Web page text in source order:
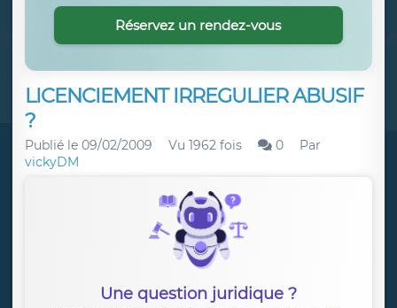
LICENCIEMENT IRREGULIER ABUSIF
?
Publié le 09/02/2009 Vu 1962 fois 0
Par
vickyDM
Une question juridique ?
Réservez un rendez-vous